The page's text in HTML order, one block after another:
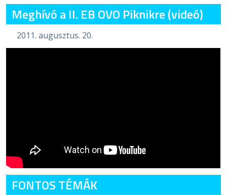
Meghívó a II. EB OVO Piknikre (videó)
2011. augusztus. 20.
FONTOS TÉMÁK